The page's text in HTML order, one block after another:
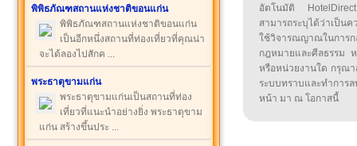
พิพิธภัณฑสถานแห่งชาติขอนแก่น
พิพิธภัณฑสถานแห่งชาติขอนแก่น
เป็นอีกหนึ่งสถานที่ท่องเที่ยวที่คุณน่า
จะได้ลองไปสักค ...
พระธาตุขามแก่น
พระธาตุขามแก่นเป็นสถานที่ท่อง
เที่ยวที่แนะนำอย่างยิ่ง พระธาตุขาม
แก่น สร้างขึ้นประ ...
อัตโนมัติ
สามารถระบุได้ว่าเป็น
ใช้วิจารณญาณในกา
กฎหมายและศีลธรรม
หรือหน่วยงานใด กรุณา
ระบบทราบและทำกา
หน้า มา ณ โอกาสนี้